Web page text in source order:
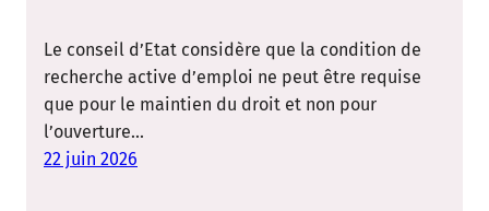
Le conseil d’Etat considère que la condition de
recherche active d’emploi ne peut être requise
que pour le maintien du droit et non pour
l’ouverture…
22 juin 2026